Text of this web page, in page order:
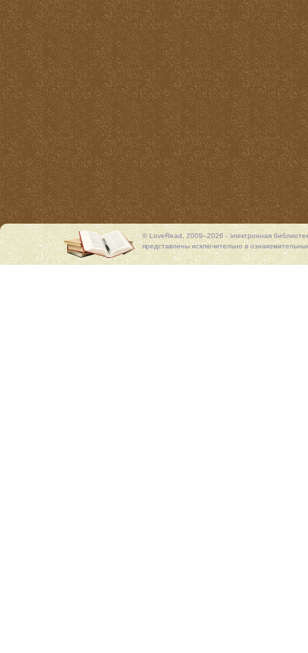
© LoveRead, 2009–2026 - электронная
представлены исключительно в